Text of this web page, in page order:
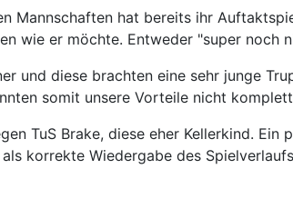
Mannschaften hat bereits ihr
wie er möchte. Entweder "super noch
und diese brachten eine sehr junge
somit unsere Vorteile nicht
TuS Brake, diese eher Kellerkind.
korrekte Wiedergabe des